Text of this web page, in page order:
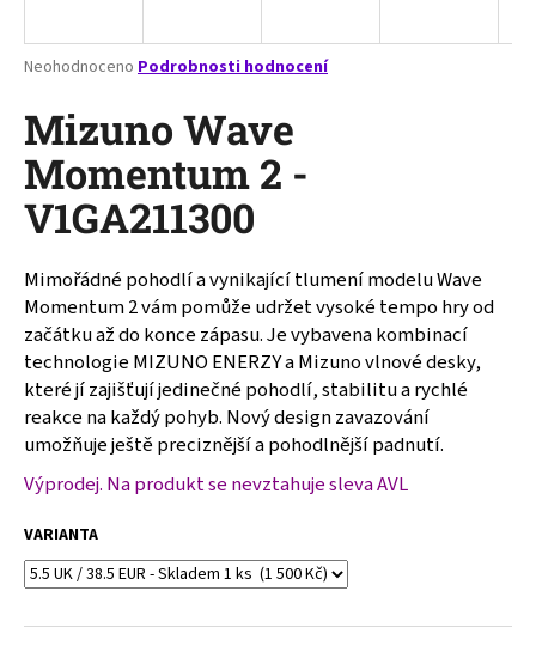
Průměrné
produktu
je
0,0
z
5
hvězdiček.
Neohodnoceno Podrobnosti hodnocení
Mizuno Wave
Momentum 2 -
V1GA211300
Mimořádné pohodlí a vynikající tlumení modelu Wave
Momentum 2 vám pomůže udržet vysoké tempo hry od
začátku až do konce zápasu. Je vybavena kombinací
technologie MIZUNO ENERZY a Mizuno vlnové desky,
které jí zajišťují jedinečné pohodlí, stabilitu a rychlé
reakce na každý pohyb. Nový design zavazování
umožňuje ještě preciznější a pohodlnější padnutí.
Výprodej. Na produkt se nevztahuje sleva AVL
VARIANTA
j
t
?
HLEDAT
D
o
p
o
r
č
u
j
e